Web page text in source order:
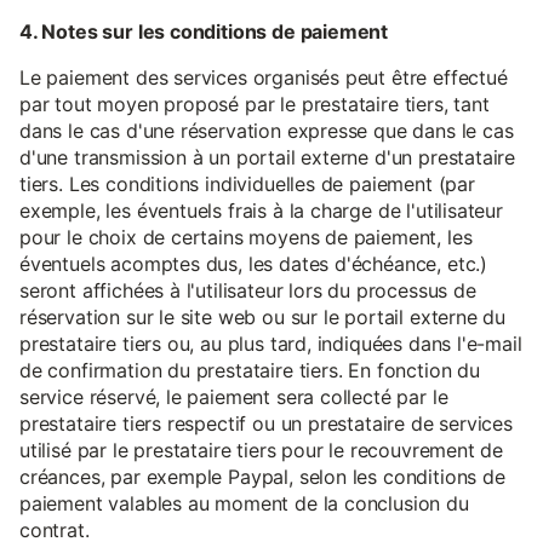
4. Notes sur les conditions de paiement
Le paiement des services organisés peut être effectué
par tout moyen proposé par le prestataire tiers, tant
dans le cas d'une réservation expresse que dans le cas
d'une transmission à un portail externe d'un prestataire
tiers. Les conditions individuelles de paiement (par
exemple, les éventuels frais à la charge de l'utilisateur
pour le choix de certains moyens de paiement, les
éventuels acomptes dus, les dates d'échéance, etc.)
seront affichées à l'utilisateur lors du processus de
réservation sur le site web ou sur le portail externe du
prestataire tiers ou, au plus tard, indiquées dans l'e-mail
de confirmation du prestataire tiers. En fonction du
service réservé, le paiement sera collecté par le
prestataire tiers respectif ou un prestataire de services
utilisé par le prestataire tiers pour le recouvrement de
créances, par exemple Paypal, selon les conditions de
paiement valables au moment de la conclusion du
contrat.